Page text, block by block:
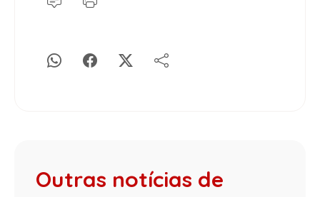
Outras notícias de